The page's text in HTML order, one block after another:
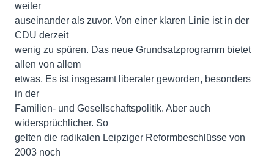
weiter
auseinander als zuvor. Von einer klaren Linie ist in der
CDU derzeit
wenig zu spüren. Das neue Grundsatzprogramm bietet
allen von allem
etwas. Es ist insgesamt liberaler geworden, besonders
in der
Familien- und Gesellschaftspolitik. Aber auch
widersprüchlicher. So
gelten die radikalen Leipziger Reformbeschlüsse von
2003 noch